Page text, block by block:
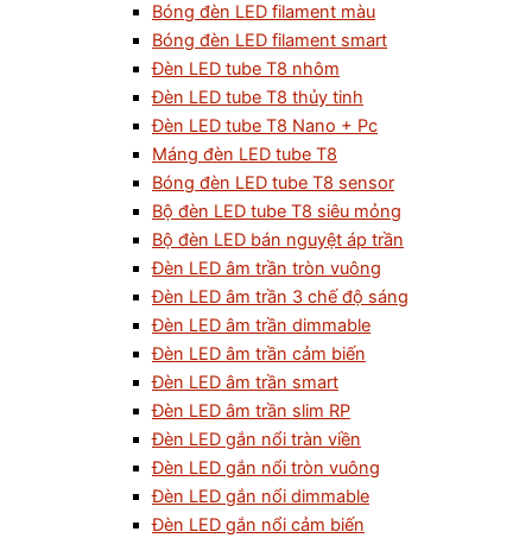
Bóng đèn LED filament màu
Bóng đèn LED filament smart
Đèn LED tube T8 nhôm
Đèn LED tube T8 thủy tinh
Đèn LED tube T8 Nano + Pc
Máng đèn LED tube T8
Bóng đèn LED tube T8 sensor
Bộ đèn LED tube T8 siêu mỏng
Bộ đèn LED bán nguyệt áp trần
Đèn LED âm trần tròn vuông
Đèn LED âm trần 3 chế độ sáng
Đèn LED âm trần dimmable
Đèn LED âm trần cảm biến
Đèn LED âm trần smart
Đèn LED âm trần slim RP
Đèn LED gắn nổi tràn viền
Đèn LED gắn nổi tròn vuông
Đèn LED gắn nổi dimmable
Đèn LED gắn nổi cảm biến